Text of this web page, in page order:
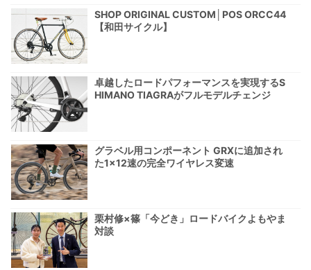
SHOP ORIGINAL CUSTOM│POS ORCC44
【和田サイクル】
卓越したロードパフォーマンスを実現するS
HIMANO TIAGRAがフルモデルチェンジ
グラベル用コンポーネント GRXに追加され
た1×12速の完全ワイヤレス変速
栗村修×篠「今どき」ロードバイクよもやま
対談